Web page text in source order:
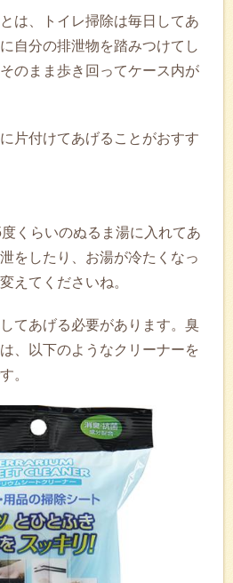
は、トイレ掃除は毎日してあ
自分の排泄物を踏みつけてし
のまま歩き回ってケース内が
片付けてあげることがおすす
くらいのぬるま湯に入れてあ
をしたり、お湯が冷たくなっ
えてくださいね。
てあげる必要があります。臭
、以下のようなクリーナーを
。